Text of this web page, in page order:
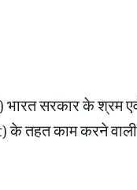
सरकार के श्रम
के तहत काम करने